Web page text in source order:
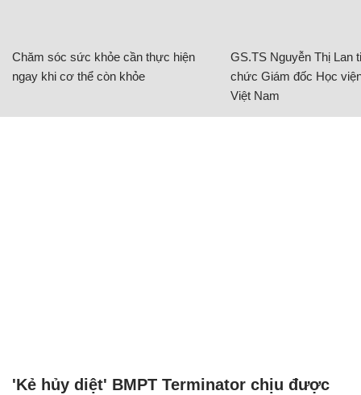
Chăm sóc sức khỏe cần thực hiện
ngay khi cơ thể còn khỏe
GS.TS Nguyễn Thị Lan
chức Giám đốc Học
Việt Nam
'Kẻ hủy diệt' BMPT Terminator chịu được